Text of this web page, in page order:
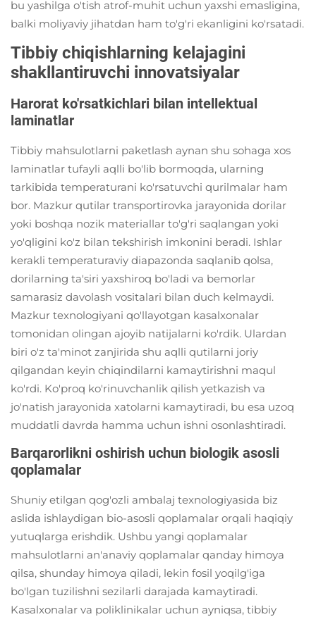
bu yashilga o'tish atrof-muhit uchun yaxshi emasligina,
balki moliyaviy jihatdan ham to'g'ri ekanligini ko'rsatadi.
Tibbiy chiqishlarning kelajagini
shakllantiruvchi innovatsiyalar
Harorat ko'rsatkichlari bilan intellektual
laminatlar
Tibbiy mahsulotlarni paketlash aynan shu sohaga xos
laminatlar tufayli aqlli bo'lib bormoqda, ularning
tarkibida temperaturani ko'rsatuvchi qurilmalar ham
bor. Mazkur qutilar transportirovka jarayonida dorilar
yoki boshqa nozik materiallar to'g'ri saqlangan yoki
yo'qligini ko'z bilan tekshirish imkonini beradi. Ishlar
kerakli temperaturaviy diapazonda saqlanib qolsa,
dorilarning ta'siri yaxshiroq bo'ladi va bemorlar
samarasiz davolash vositalari bilan duch kelmaydi.
Mazkur texnologiyani qo'llayotgan kasalxonalar
tomonidan olingan ajoyib natijalarni ko'rdik. Ulardan
biri o'z ta'minot zanjirida shu aqlli qutilarni joriy
qilgandan keyin chiqindilarni kamaytirishni maqul
ko'rdi. Ko'proq ko'rinuvchanlik qilish yetkazish va
jo'natish jarayonida xatolarni kamaytiradi, bu esa uzoq
muddatli davrda hamma uchun ishni osonlashtiradi.
Barqarorlikni oshirish uchun biologik asosli
qoplamalar
Shuniy etilgan qog'ozli ambalaj texnologiyasida biz
aslida ishlaydigan bio-asosli qoplamalar orqali haqiqiy
yutuqlarga erishdik. Ushbu yangi qoplamalar
mahsulotlarni an'anaviy qoplamalar qanday himoya
qilsa, shunday himoya qiladi, lekin fosil yoqilg'iga
bo'lgan tuzilishni sezilarli darajada kamaytiradi.
Kasalxonalar va poliklinikalar uchun ayniqsa, tibbiy